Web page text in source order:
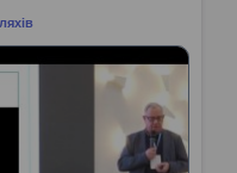
Безпечність та
у складі